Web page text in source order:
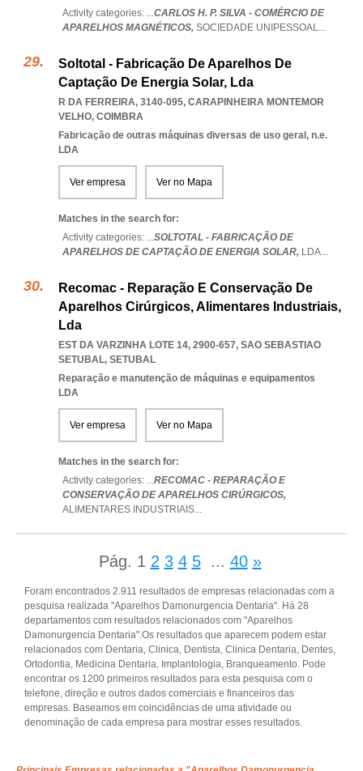
Activity categories: ...CARLOS H. P. SILVA - COMÉRCIO DE
APARELHOS MAGNÉTICOS, SOCIEDADE UNIPESSOAL...
Soltotal - Fabricação De Aparelhos De
Captação De Energia Solar, Lda
R DA FERREIRA, 3140-095, CARAPINHEIRA MONTEMOR
VELHO, COIMBRA
Fabricação de outras máquinas diversas de uso geral, n.e.
LDA
Ver empresa Ver no Mapa
Matches in the search for:
Activity categories: ...SOLTOTAL - FABRICAÇÃO DE
APARELHOS DE CAPTAÇÃO DE ENERGIA SOLAR, LDA...
Recomac - Reparação E Conservação De
Aparelhos Cirúrgicos, Alimentares Industriais,
Lda
EST DA VARZINHA LOTE 14, 2900-657, SAO SEBASTIAO
SETUBAL, SETUBAL
Reparação e manutenção de máquinas e equipamentos
LDA
Ver empresa Ver no Mapa
Matches in the search for:
Activity categories: ...RECOMAC - REPARAÇÃO E
CONSERVAÇÃO DE APARELHOS CIRÚRGICOS,
ALIMENTARES INDUSTRIAIS...
Pág. 1 2 3 4 5 ... 40 »
Foram encontrados 2.911 resultados de empresas relacionadas com a
pesquisa realizada "Aparelhos Damonurgencia Dentaria". Há 28
departamentos com resultados relacionados com "Aparelhos
Damonurgencia Dentaria".Os resultados que aparecem podem estar
relacionados com Dentaria, Clinica, Dentista, Clinica Dentaria, Dentes,
Ortodontia, Medicina Dentaria, Implantologia, Branqueamento. Pode
encontrar os 1200 primeiros resultados para esta pesquisa com o
telefone, direção e outros dados comerciais e financeiros das
empresas. Baseamos em coincidências de uma atividade ou
denominação de cada empresa para mostrar esses resultados.